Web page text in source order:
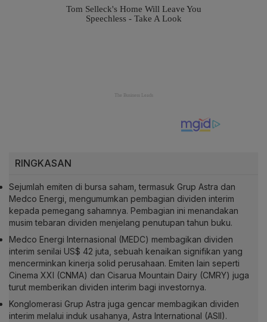
RINGKASAN
Sejumlah emiten di bursa saham, termasuk Grup Astra dan
Medco Energi, mengumumkan pembagian dividen interim
kepada pemegang sahamnya. Pembagian ini menandakan
musim tebaran dividen menjelang penutupan tahun buku.
Medco Energi Internasional (MEDC) membagikan dividen
interim senilai US$ 42 juta, sebuah kenaikan signifikan yang
mencerminkan kinerja solid perusahaan. Emiten lain seperti
Cinema XXI (CNMA) dan Cisarua Mountain Dairy (CMRY) juga
turut memberikan dividen interim bagi investornya.
Konglomerasi Grup Astra juga gencar membagikan dividen
interim melalui induk usahanya, Astra International (ASII).